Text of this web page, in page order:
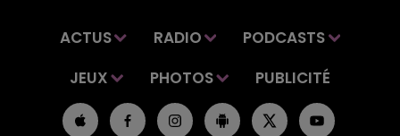
ACTUS RADIO
PODCASTS
JEUX
PHOTOS PUBLICITÉ